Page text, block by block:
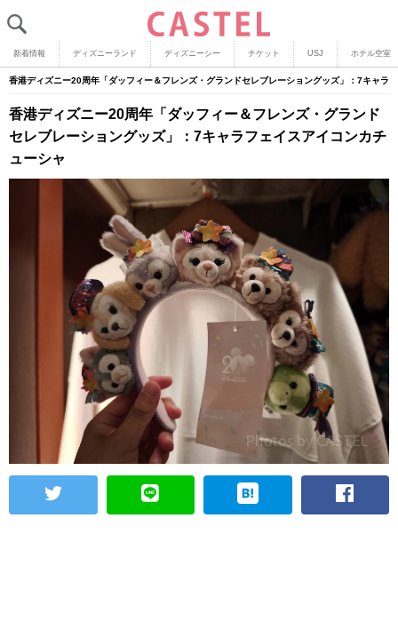
新着情報 ディズニーランド ディズニーシー チケット USJ ホテル空室
香港ディズニー20周年「ダッフィー＆フレンズ・グランドセレブレーショングッズ」：7キャラ
香港ディズニー20周年「ダッフィー＆フレンズ・グランド
セレブレーショングッズ」：7キャラフェイスアイコンカチ
ューシャ